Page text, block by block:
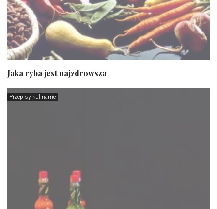
Jaka ryba jest najzdrowsza
Przepisy kulinarne